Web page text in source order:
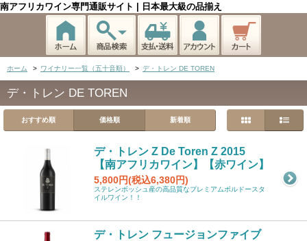
南アフリカワイン専門通販サイト | 日本最大級の品揃え
ホーム > ワイナリー一覧（五十音順） > デ・トレン DE TOREN
デ・トレン DE TOREN
おすすめ順 価格順 新着順
デ・トレン Z De Toren Z 2015
【南アフリカワイン】【赤ワイン】
5,800円(税込6,380円)
ステレンボッシュ産の高品質なプレミアムボルドースタ
イルワイン！！
デ・トレン フュージョンファイブ